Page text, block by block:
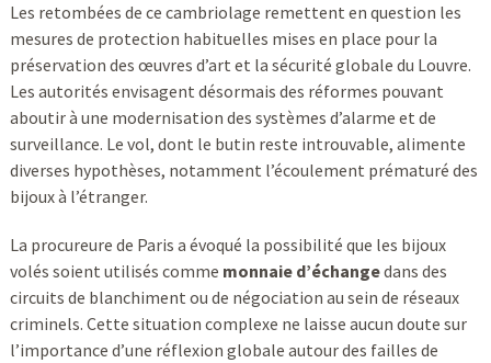
Les retombées de ce cambriolage remettent en question les
mesures de protection habituelles mises en place pour la
préservation des œuvres d’art et la sécurité globale du Louvre.
Les autorités envisagent désormais des réformes pouvant
aboutir à une modernisation des systèmes d’alarme et de
surveillance. Le vol, dont le butin reste introuvable, alimente
diverses hypothèses, notamment l’écoulement prématuré des
bijoux à l’étranger.
La procureure de Paris a évoqué la possibilité que les bijoux
volés soient utilisés comme monnaie d’échangedans des
circuits de blanchiment ou de négociation au sein de réseaux
criminels. Cette situation complexe ne laisse aucun doute sur
l’importance d’une réflexion globale autour des failles de